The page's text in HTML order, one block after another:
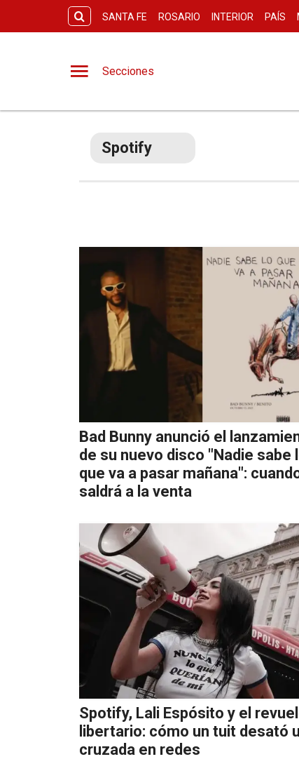
SANTA FE ROSARIO INTERIOR PAÍS
Secciones
Spotify
Bad Bunny anunció el
de su nuevo disco "Nadie sabe
que va a pasar mañana":
saldrá a la venta
Spotify, Lali Espósito y el
libertario: cómo un tuit desató
cruzada en redes